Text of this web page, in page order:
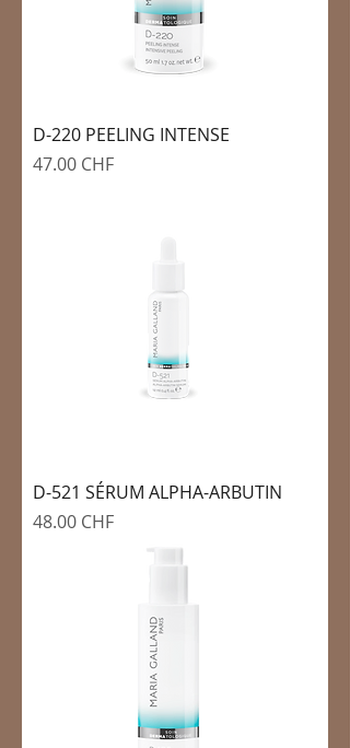
D-220 PEELING INTENSE
Prix
47.00 CHF
D-521 SÉRUM ALPHA-ARBUTIN
Prix
48.00 CHF